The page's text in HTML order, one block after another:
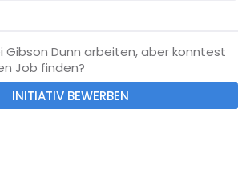
Dunn arbeiten, aber konntest
Job finden?
INITIATIV BEWERBEN